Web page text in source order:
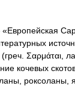
Σαρμάται,
кочевых
роксоланы,